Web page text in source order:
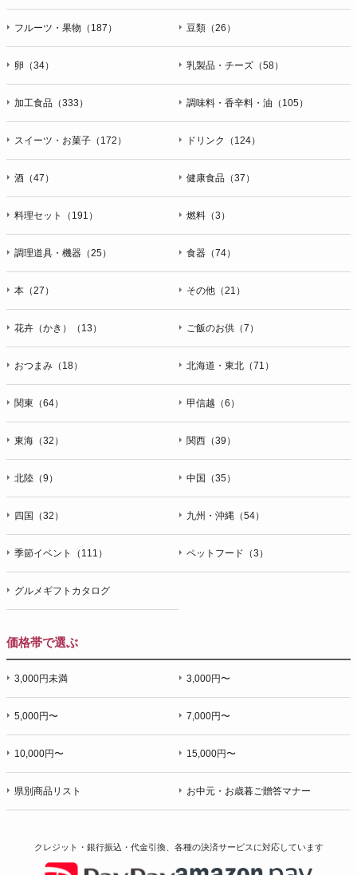
フルーツ・果物（187） 豆類（26）
卵（34） 乳製品・チーズ（58）
加工食品（333） 調味料・香辛料・油（105）
スイーツ・お菓子（172） ドリンク（124）
酒（47） 健康食品（37）
料理セット（191） 燃料（3）
調理道具・機器（25） 食器（74）
本（27） その他（21）
花卉（かき）（13） ご飯のお供（7）
おつまみ（18） 北海道・東北（71）
関東（64） 甲信越（6）
東海（32） 関西（39）
北陸（9） 中国（35）
四国（32） 九州・沖縄（54）
季節イベント（111） ペットフード（3）
グルメギフトカタログ
価格帯で選ぶ
3,000円未満 3,000円〜
5,000円〜 7,000円〜
10,000円〜 15,000円〜
県別商品リスト お中元・お歳暮ご贈答マナー
クレジット・銀行振込・代金引換、各種の決済サービスに対応しています